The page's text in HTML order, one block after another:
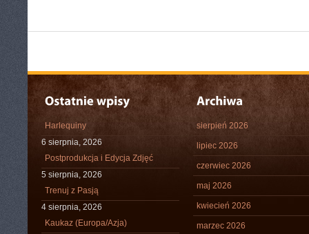
Harlequiny
6 sierpnia, 2026
Postprodukcja i Edycja Zdjęć
5 sierpnia, 2026
Trenuj z Pasją
4 sierpnia, 2026
Kaukaz (Europa/Azja)
sierpień 2026
lipiec 2026
czerwiec 2026
maj 2026
kwiecień 2026
marzec 2026